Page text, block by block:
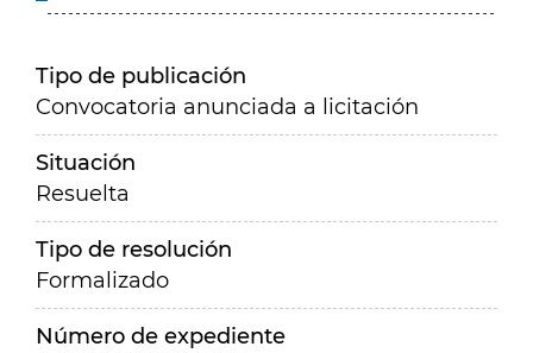
Tipo de publicación
Convocatoria anunciada a licitación
Situación
Resuelta
Tipo de resolución
Formalizado
Número de expediente